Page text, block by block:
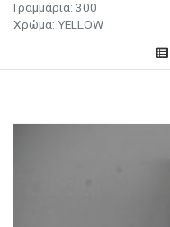
Γραμμάρια: 300
Χρώμα: YELLOW